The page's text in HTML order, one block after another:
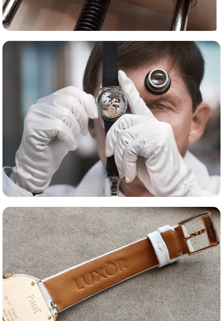
Сервис часов
Оценка часов